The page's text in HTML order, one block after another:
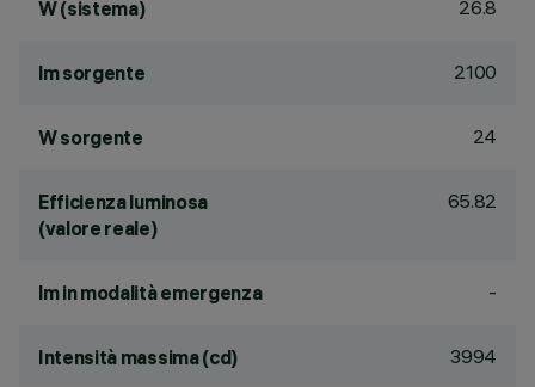
W (sistema) 26.8
lm sorgente 2100
W sorgente 24
Efficienza luminosa
(valore reale)
65.82
lm in modalità emergenza -
Intensità massima (cd) 3994